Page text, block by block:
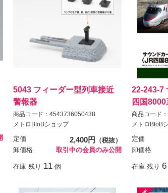
5043 フィーダー型列車接近
警報器
商品コード：4543736050438
メトロBtoBショップ
定価 2,400円
（税抜）
卸価格
取引中の会員のみ公開
在庫 残り 11 個
22-243-7
四国8000
商品コード
メトロBtoB
定価
卸価格
在庫 残り 6